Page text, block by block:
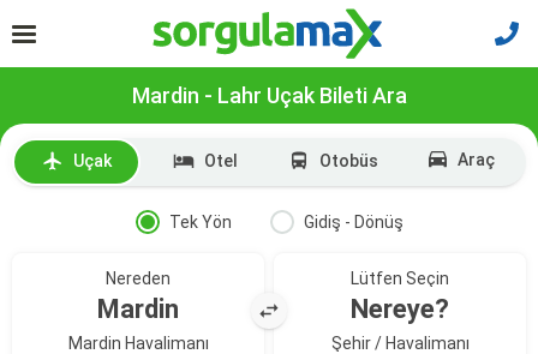
Mardin - Lahr Uçak Bileti Ara
Uçak Otel Otobüs Araç
Tek Yön Gidiş - Dönüş
Nereden
Mardin
Mardin Havalimanı
Lütfen Seçin
Nereye?
Şehir / Havalimanı